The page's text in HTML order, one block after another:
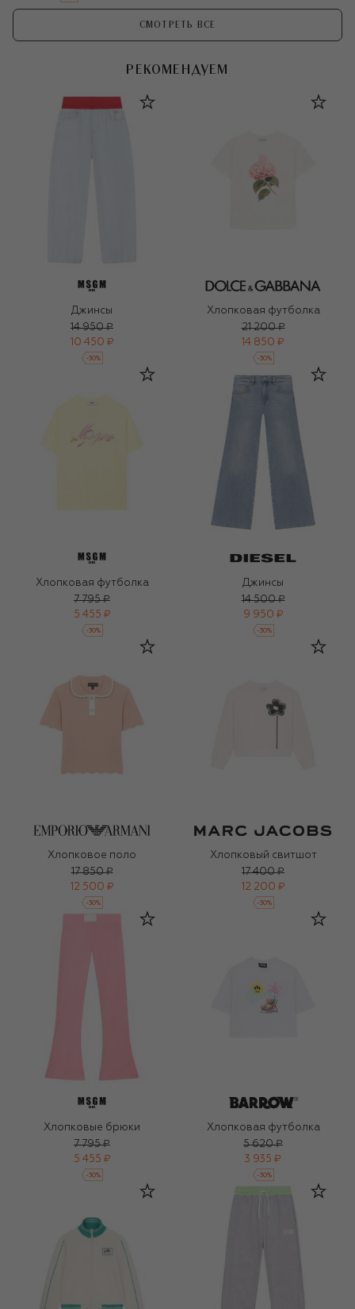
СМОТРЕТЬ ВСЕ
РЕКОМЕНДУЕМ
Джинсы
14 950 ₽
10 450 ₽
-30%
Хлопковая футболка
21 200 ₽
14 850 ₽
-30%
Хлопковая футболка
7 795 ₽
5 455 ₽
-30%
Джинсы
14 500 ₽
9 950 ₽
-30%
Хлопковое поло
17 850 ₽
12 500 ₽
-30%
Хлопковый свитшот
17 400 ₽
12 200 ₽
-30%
Хлопковые брюки
7 795 ₽
5 455 ₽
-30%
Хлопковая футболка
5 620 ₽
3 935 ₽
-30%